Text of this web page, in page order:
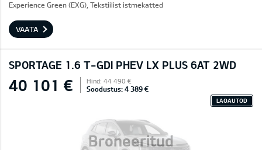
Experience Green (EXG), Tekstiilist istmekatted
VAATA
SPORTAGE 1.6 T-GDI PHEV LX PLUS 6AT 2WD
Broneeritud
40 101 € Hind: 44 490 €
Soodustus: 4 389 €
LAOAUTOD